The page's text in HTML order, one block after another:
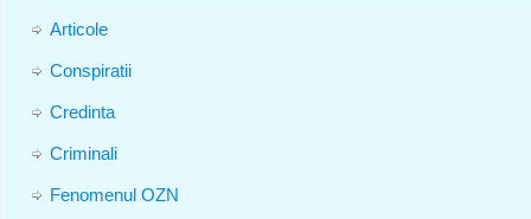
Articole
Conspiratii
Credinta
Criminali
Fenomenul OZN